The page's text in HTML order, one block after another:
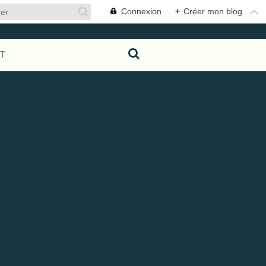
Connexion + Créer mon blog